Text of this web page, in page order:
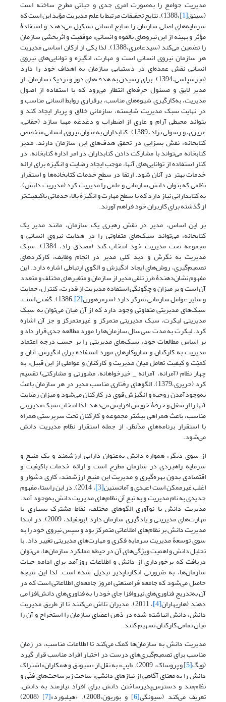
مدیریت جوامع را به‌صورت امری جدی و حیاتی مطرح ساخته است
(سینق[1] ،1388). نتایج تحقیقات مرتبط با علم مدیریت مؤید این است که
سرمایه‌های اصلی ِسازمان را منابع انسانی تشکیل می‌دهند و استفادۀ
مؤثر و بهینه از این نیروهای بالقوه و انسانی، موفقیت و اثربخشی سازمان
را تضمین می‌کند (سیدعامری،1388). لذا یکی از ارکان اساسی مدیریت
هر سازمان نیروی انسانی است و مهارت، انگیزه و توانایی‌های نیروی
انسانی نقش عمده‌ای در دستیابی سازمان به اهداف خود را دارد
(میرسپاسی،1394). برای رسیدن به هدف‌های دور و نزدیک سازمان، از
مدیر لایق و مسئول حرفه‌ای انتظار می‌رود که با استفاده از اصول
مدیریت، به‌کارگیری شیوه‌های مناسب، برقراری روابط انسانی مناسب و
در نهایت سبک مدیریت شایسته، سازمانی خلاق و پربار ایجاد کند و
بتواند محیطی آرام و عاری از اضطراب و دغدغه مهیا سازد (حقانی،
عزیزی، و رسولی نژاد، 1389). کتابداران به‌عنوان نیروی انسانی متخصص
کتابخانه، نقش بسزایی در تحقق هدف‌های این سازمان دارند. مدیر
کتابخانه می‌تواند با مشارکت دادن کتابداران در امر اداره کتابخانه، در
کنار استفاده از توانایی‌های آنها، موجب ایجاد رضایت و انگیزه برای ارائه
خدمات بهتر در آنان شود. ارتقا در سطح خدمات کتابخانه‌ها و استقرار
نظامی که بتوان دانش سازمانی و علمی را مدیریت کرد (مدیریت دانش)،
به کتابدارانی نیاز دارد که با سطح مهارت و انگیزۀ بالا، خدماتی باکیفیت‌تر
از گذشته برای کاربران خود فراهم آورند.
بر این اساس، مدیر در نقش رهبری یک سازمان، مانند مدیر یک
کتابخانه، می‌تواند سبک‌های متفاوتی را در هدایت نیروی انسانی و
مجموعه تحت مدیریت خود انتخاب کند (مصدق راد، 1384). سبک
مدیریت به نگرش و دید کلیِ مدیر در انجام وظایف، کارکردهای
تصمیم‌گیری، روش‌های ایجاد انگیزش و الگوی ارتباطی اشاره دارد. این
مفهوم نشان‌دهندۀ طرز تلقی مدیر از سازمان و متغیرهای مختلف و متعدد
آن است و بر میزان و چگونگی استفاده مدیریت از قدرت، کنترل، حمایت
و سایر عوامل سازمانی تمرکز دارد (شرمرهورن[2] ،1386). گفتنی است،
سبک‌های مدیریتی متفاوتی وجود دارد که از آن میان می‌توان به سبک
مدیریتی لیکرت، سبک مدیریتی متمرکز و غیرمتمرکز و جز‌ آن اشاره
کرد. لیکرت به مدت سی‌سال سازمان‌ها را مورد مطالعه جدی قرار داد و
بر اساس مطالعات خود، سبک‌های مدیریتی را بر حسب درجه اعتماد
مدیریت به کارکنان و سازوکارهای مورد استفاده برای انگیزش آنان و
کمیّت و کیفیت تعامل میان مدیریت و کارکنان و عواملی از این قبیل، به
چهار نظام (آمرانه، آمرانه _ ‌خیرخواهانه، مشورتی و مشارکتی) تقسیم
کرد (حریری،1379). الگوهای رفتاری مناسب مدیر در هر سازمان باعث
به‌وجودآمدن روحیه و انگیزش قوی در کارکنان می‌شود و میزان رضایت
آنها را از شغل و حرفۀ خویش افزایش می‌دهد. لذا انتخاب سبک مدیریتی
مناسب، باعث همراهی بیشتر مجموعه و کارکنان تحت سرپرستی همراه
با استقرار برنامه‌های مدّنظر، از جمله استقرار نظام مدیریت دانش
می‌شود.
از سوی دیگر، همواره دانش به‌عنوان دارایی ارزشمند و یک منبع و
سرمایه راهبردی در سازمان مطرح است و ارائه خدمات باکیفیت و
اقتصادی بدون بهره‌گیری و مدیریت این منبع ارزشمند، کاری دشوار و
اغلب غیرممکن است (عبدی و آماتسنین[3] ، 2014). در این راستا، مفهوم
جدیدی به نام مدیریت و به تبع آن نظام‌های مدیریت‌ دانش به‌وجود آمد.
مدیریت دانش با نوآوری‌ الگوهای مختلف، نقاط مشترک بسیاری با
مهارت‌های مدیریتی و یادگیری سازمان دارد (بونفیلد، 2009). در ابتدا
مدیریت دانش بر نظام‌های اطلاعاتی متمرکز بود و سپس نیروی خود را به
سوی توسعۀ مدیریت سرمایه فکری و مهارت‌های مدیریتی تغییر داد. با
تحلیل دانش و اهمیت ویژگی‌های آن در حیطه عملکرد سازمان‌ها، می‌توان
دریافت که برخورداری از دانش و اطلاعات روزآمد برای ادامه حیات
سازمان‌ها، به ضرورتی انکارناپذیر تبدیل شده است. لذا این نتیجه
حاصل می‌شود که جامعه فراصنعتی امروز جامعه‌ای اطلاعاتی است که در
آن به‌تدریج فناوری‌های نیرو‌افزا جای خود را به فناوری‌های دانش‌افزا می
دهند (هاریهاران[4] ، 2011). مدیران تلاش می‌کنند تا از طریق مدیریت
دانش، دانش انباشته شده در ذهن اعضای سازمان را استخراج و آن را
میان تمامی کارکنان تسهیم کنند.
مدیریت دانش به سازمان‌ها کمک می‌کند تا اطلاعات مناسب، در زمان
مناسب برای تصمیم‌گیری‌های درست در اختیار افراد مناسب قرار گیرد
(ویگ[5] و پروساک، 2009). «ایپ» به نقل از «سیونق و همکاران» اشتراک
دانش را به معنای آگاهی از نیازهای دانشی، ساخت زیرساخت‌های فنّی و
نظام‌مند و دسترس‌پذیرساختن دانش برای افراد نیازمند به دانش،
تعریف می‌کند (سیونگی[6] و بوریون،2008). «هیلبورد» [7]
(2008)